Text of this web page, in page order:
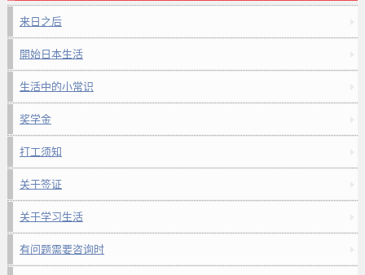
来日之后
開始日本生活
生活中的小常识
奖学金
打工须知
关于签证
关于学习生活
有问题需要咨询时